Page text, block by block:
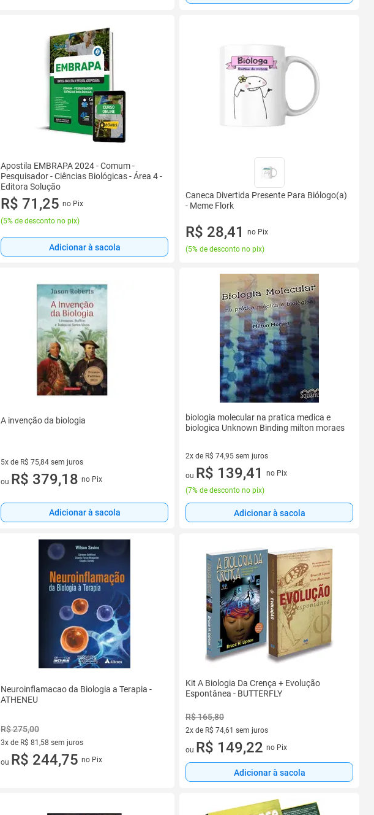
Apostila EMBRAPA 2024 - Comum -
Pesquisador - Ciências Biológicas - Área 4 -
Editora Solução
R$ 71,25 no Pix
(5% de desconto no pix)
Adicionar à sacola
Caneca Divertida Presente Para Biólogo(a)
- Meme Flork
R$ 28,41
no Pix
(5% de desconto no pix)
A invenção da biologia
5x de R$ 75,84 sem juros
5 vez de R$ 75,84 sem juros
ou R$ 379,18 no Pix
Adicionar à sacola
biologia molecular na pratica medica e
biologica Unknown Binding milton moraes
2x de R$ 74,95 sem juros
2 vez de R$ 74,95 sem juros
ou R$ 139,41
no Pix
(7% de desconto no pix)
Adicionar à sacola
Neuroinflamacao da Biologia a Terapia -
ATHENEU
R$ 275,00
3x de R$ 81,58 sem juros
3 vez de R$ 81,58 sem juros
ou R$ 244,75 no Pix
Kit A Biologia Da Crença + Evolução
Espontânea - BUTTERFLY
R$ 165,80
2x de R$ 74,61 sem juros
2 vez de R$ 74,61 sem juros
ou R$ 149,22 no Pix
Adicionar à sacola